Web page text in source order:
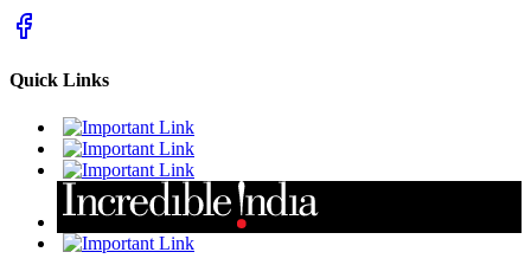
Quick Links